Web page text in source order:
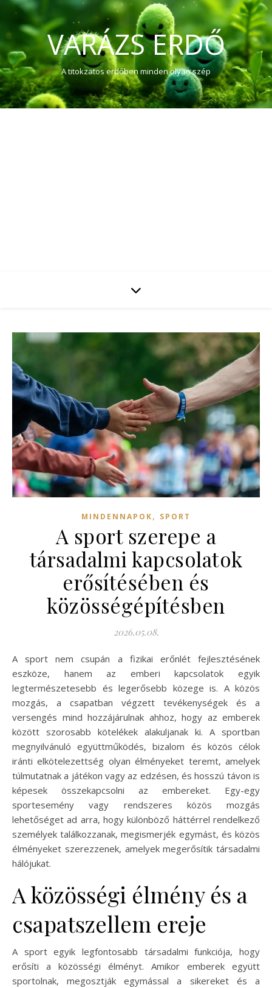
VARÁZS ERDŐ
A titokzatos erdőben minden olyan szép
MINDENNAPOK, SPORT
A sport szerepe a
társadalmi kapcsolatok
erősítésében és
közösségépítésben
2026.05.08.
A sport nem csupán a fizikai erőnlét fejlesztésének
eszköze, hanem az emberi kapcsolatok egyik
legtermészetesebb és legerősebb közege is. A közös
mozgás, a csapatban végzett tevékenységek és a
versengés mind hozzájárulnak ahhoz, hogy az emberek
között szorosabb kötelékek alakuljanak ki. A sportban
megnyilvánuló együttműködés, bizalom és közös célok
iránti elkötelezettség olyan élményeket teremt, amelyek
túlmutatnak a játékon vagy az edzésen, és hosszú távon is
képesek összekapcsolni az embereket. Egy-egy
sportesemény vagy rendszeres közös mozgás
lehetőséget ad arra, hogy különböző háttérrel rendelkező
személyek találkozzanak, megismerjék egymást, és közös
élményeket szerezzenek, amelyek megerősítik társadalmi
hálójukat.
A közösségi élmény és a
csapatszellem ereje
A sport egyik legfontosabb társadalmi funkciója, hogy
erősíti a közösségi élményt. Amikor emberek együtt
sportolnak, megosztják egymással a sikereket és a